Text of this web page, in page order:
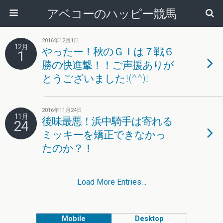
アベコーのハッピー競馬
12月
1
2016年12月1日
やったー！秋のＧＩは７戦６
勝の快進撃！！ご声援ありが
とうございました!(^^)!
11月
24
2016年11月24日
後味最悪！浜中騎手は寄れる
ミッキーを矯正できなかっ
たのか？！
Load More Entries…
Mobile Desktop